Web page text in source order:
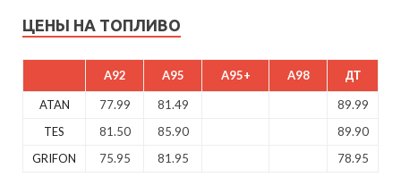
ЦЕНЫ НА ТОПЛИВО
A92 A95 A95+ A98 ДТ
ATAN 77.99 81.49
89.99
TES
81.50 85.90
89.90
GRIFON
75.95 81.95 78.95